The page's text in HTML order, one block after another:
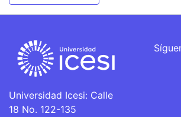
Universidad Icesi: Calle
18 No. 122-135